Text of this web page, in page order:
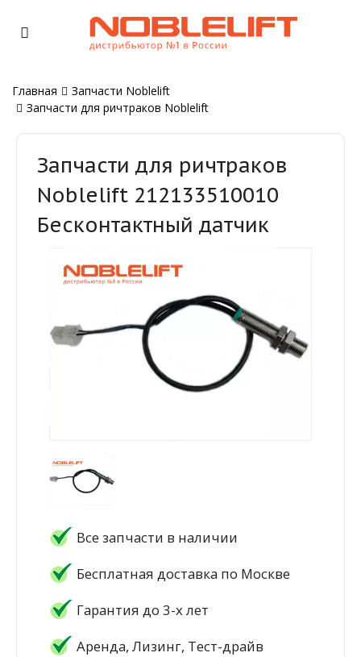
Главная
Запчасти Noblelift
Запчасти для ричтраков Noblelift
Запчасти для ричтраков
Noblelift 212133510010
Бесконтактный датчик
Все запчасти в наличии
Бесплатная доставка по Москве
Гарантия до 3-х лет
Аренда, Лизинг, Тест-драйв